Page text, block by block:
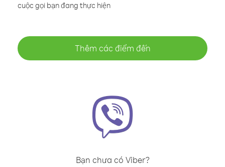
cuộc gọi bạn đang thực hiện
Thêm các điểm đến
Bạn chưa có Viber?